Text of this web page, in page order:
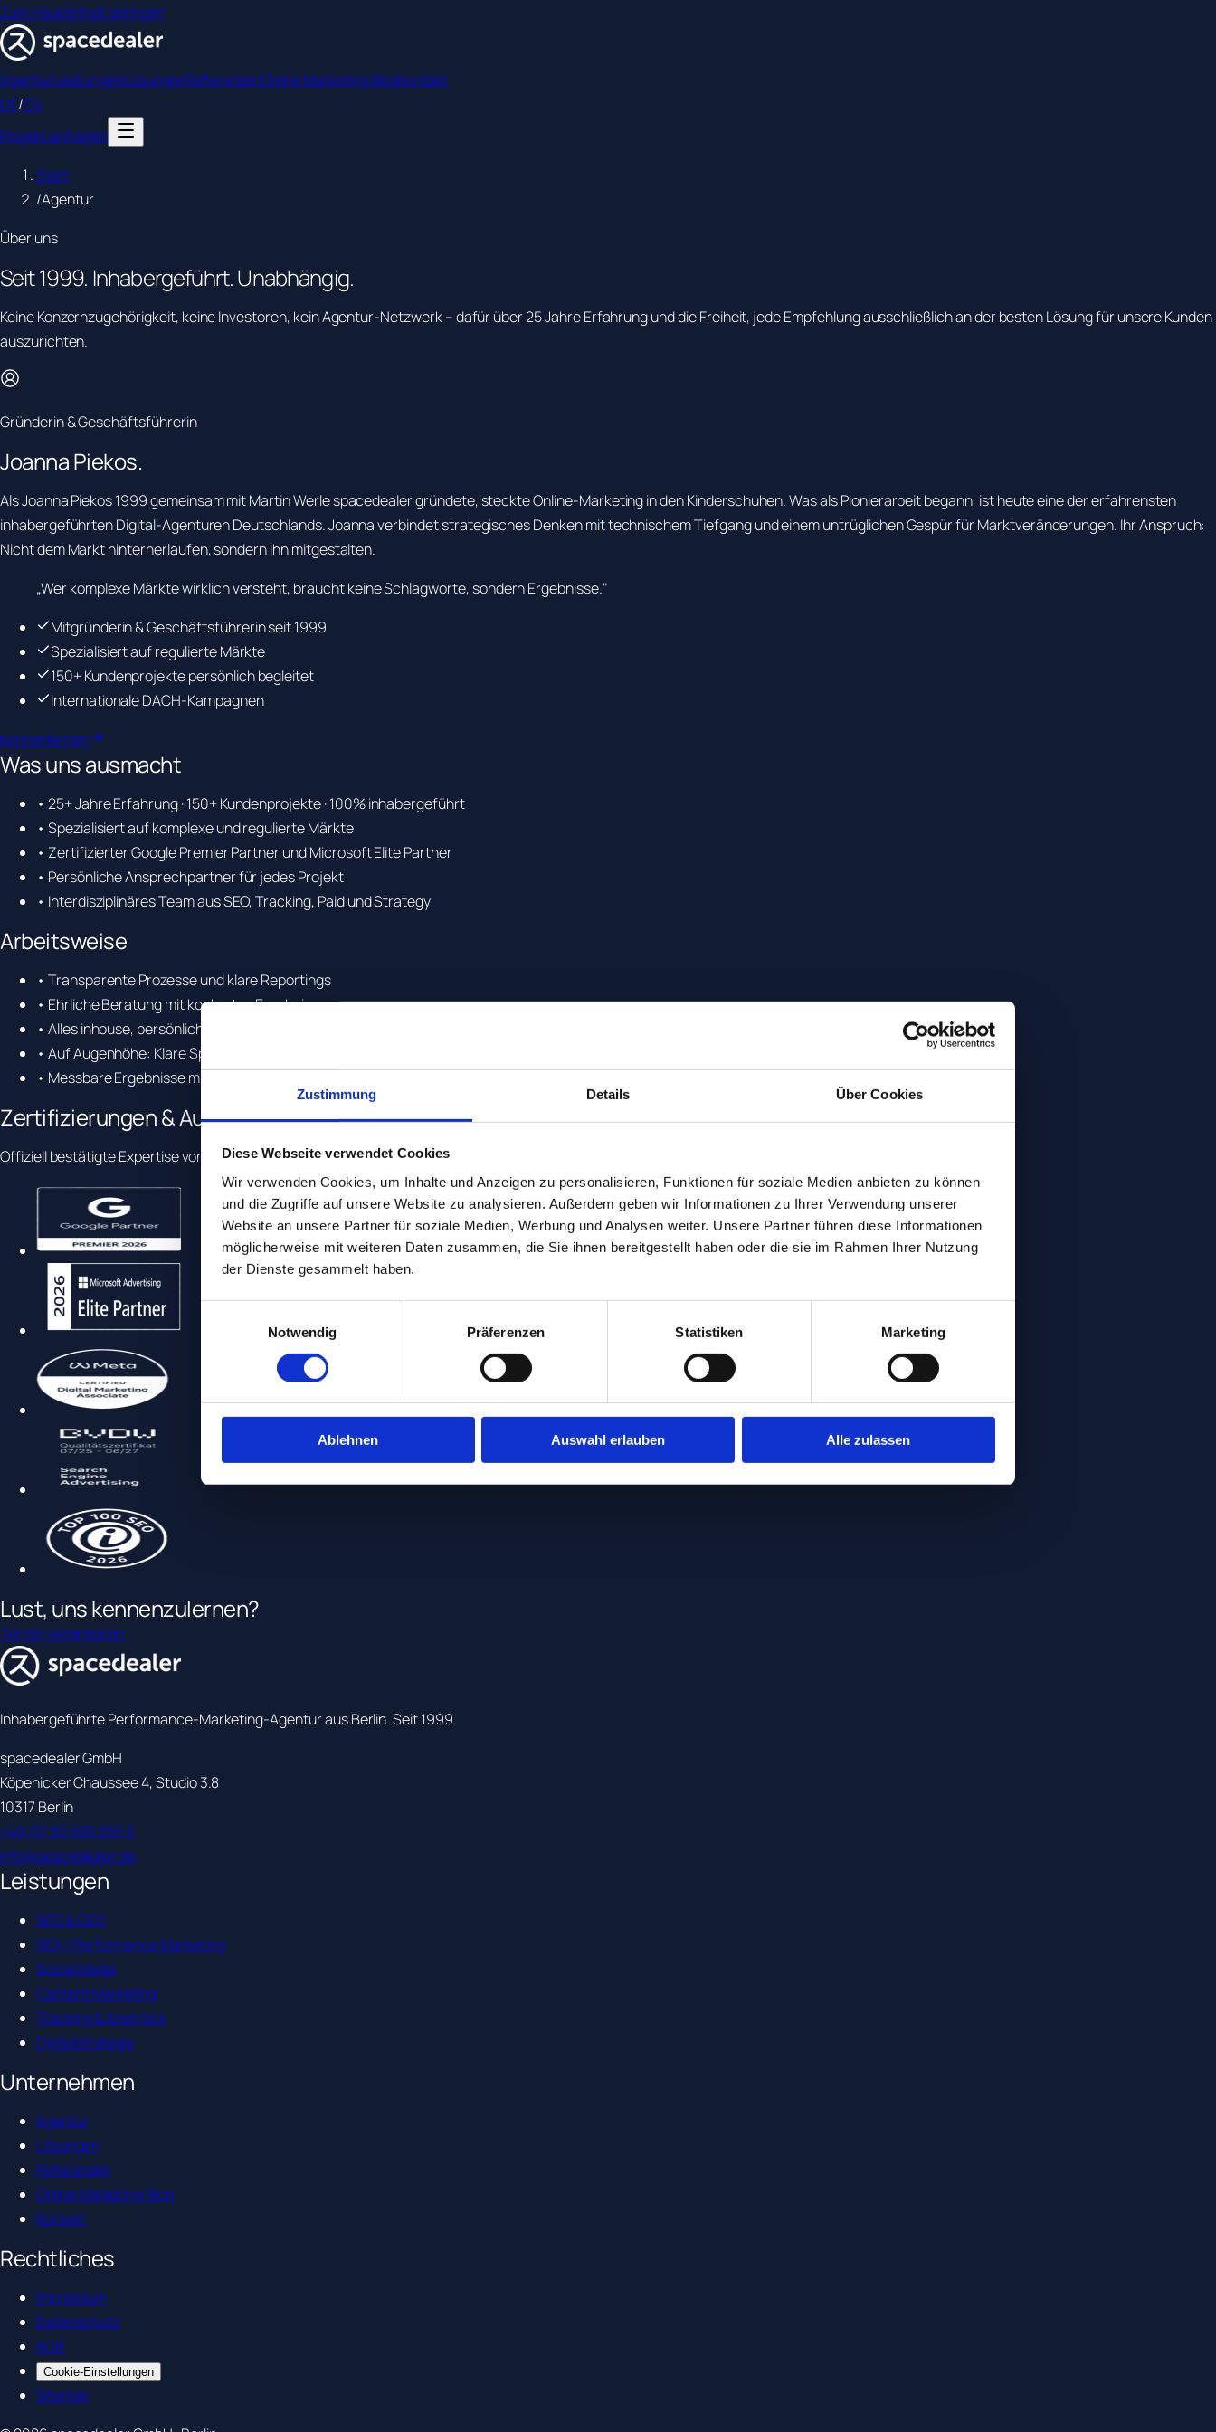
Zustimmung Details Über Cookies
Diese Webseite verwendet Cookies
Wir verwenden Cookies, um Inhalte und Anzeigen zu personalisieren, Funktionen für soziale Medien anbieten zu können
und die Zugriffe auf unsere Website zu analysieren. Außerdem geben wir Informationen zu Ihrer Verwendung unserer
Website an unsere Partner für soziale Medien, Werbung und Analysen weiter. Unsere Partner führen diese Informationen
möglicherweise mit weiteren Daten zusammen, die Sie ihnen bereitgestellt haben oder die sie im Rahmen Ihrer Nutzung
der Dienste gesammelt haben.
Notwendig
Präferenzen Statistiken Marketing
Ablehnen Auswahl erlauben Alle zulassen
Zum Hauptinhalt springen
AgenturLeistungenLösungenReferenzenOnline Marketing BlogKontakt
DE/EN
Projekt anfragen
Start
/Agentur
Über uns
Seit1999. Inhabergeführt. Unabhängig.
Keine Konzernzugehörigkeit, keine Investoren, kein Agentur-Netzwerk – dafür über 25 Jahre Erfahrung und die Freiheit, jede Empfehlung ausschließlich an der besten Lösung für unsere Kunden
auszurichten.
Gründerin & Geschäftsführerin
JoannaPiekos.
Als Joanna Piekos 1999 gemeinsam mit Martin Werle spacedealer gründete, steckte Online-Marketing in den Kinderschuhen. Was als Pionierarbeit begann, ist heute eine der erfahrensten
inhabergeführten Digital-Agenturen Deutschlands. Joanna verbindet strategisches Denken mit technischem Tiefgang und einem untrüglichen Gespür für Marktveränderungen. Ihr Anspruch:
Nicht dem Markt hinterherlaufen, sondern ihn mitgestalten.
„Wer komplexe Märkte wirklich versteht, braucht keine Schlagworte, sondern Ergebnisse."
Mitgründerin & Geschäftsführerin seit 1999
Spezialisiert auf regulierte Märkte
150+ Kundenprojekte persönlich begleitet
Internationale DACH-Kampagnen
Kennenlernen
Was uns ausmacht
• 25+ Jahre Erfahrung · 150+ Kundenprojekte · 100% inhabergeführt
• Spezialisiert auf komplexe und regulierte Märkte
• Zertifizierter Google Premier Partner und Microsoft Elite Partner
• Persönliche Ansprechpartner für jedes Projekt
• Interdisziplinäres Team aus SEO, Tracking, Paid und Strategy
Arbeitsweise
• Transparente Prozesse und klare Reportings
• Ehrliche Beratung mit konkreten Ergebnissen
• Alles inhouse, persönlich und in Deutschland
• Auf Augenhöhe: Klare Sprache statt Fachjargon
• Messbare Ergebnisse mit transparentem Reporting
Zertifizierungen & Auszeichnungen
Offiziell bestätigte Expertise von Google, Microsoft, Meta, BVDW und iBusiness.
Lust, unskennenzulernen?
Termin vereinbaren
Inhabergeführte Performance-Marketing-Agentur aus Berlin. Seit 1999.
spacedealer GmbH
Köpenicker Chaussee 4, Studio 3.8
10317 Berlin
+49 (0)30 695 350 0
info@spacedealer.de
Leistungen
SEO & GEO
SEA / Performance Marketing
Social Media
Content Marketing
Tracking & Analytics
Digitalstrategie
Unternehmen
Agentur
Lösungen
Referenzen
Online Marketing Blog
Kontakt
Rechtliches
Impressum
Datenschutz
AGB
Cookie-Einstellungen
Sitemap